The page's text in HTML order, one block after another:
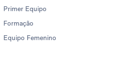
Primer Equipo
Formação
Equipo Femenino